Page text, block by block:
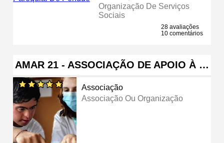
Organização De Serviços
Sociais
28 avaliações
10 comentários
AMAR 21 - ASSOCIAÇÃO DE APOIO À …
Associação
Associação Ou Organização